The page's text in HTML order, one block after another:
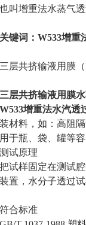
也叫增重法水蒸气
关键词：W533增重
三层共挤输液用膜
三层共挤输液用膜
W533增重法水汽透
装材料，如：高阻
用于瓶、袋、罐等
测试原理
把试样固定在测试
装置，水分子透过
符合标准